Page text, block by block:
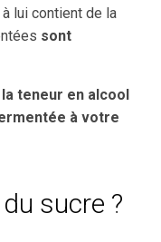
à lui contient de la
sont
teneur en alcool
à votre
sucre ?